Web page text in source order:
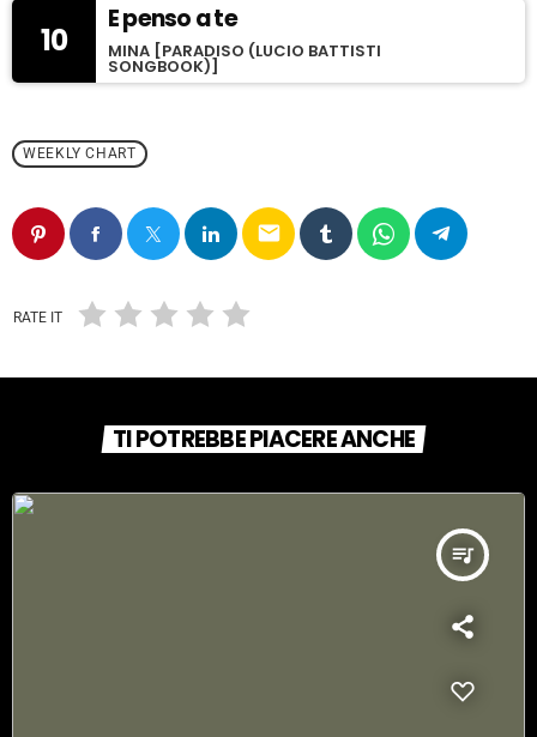
10
E penso a te
MINA [PARADISO (LUCIO BATTISTI
SONGBOOK)]
WEEKLY CHART
email
RATE IT
TI POTREBBE PIACERE ANCHE
queue_music